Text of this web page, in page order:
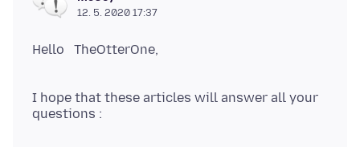
12. 5. 2020 17:37
Hello TheOtterOne,
I hope that these articles will answer all your
questions :